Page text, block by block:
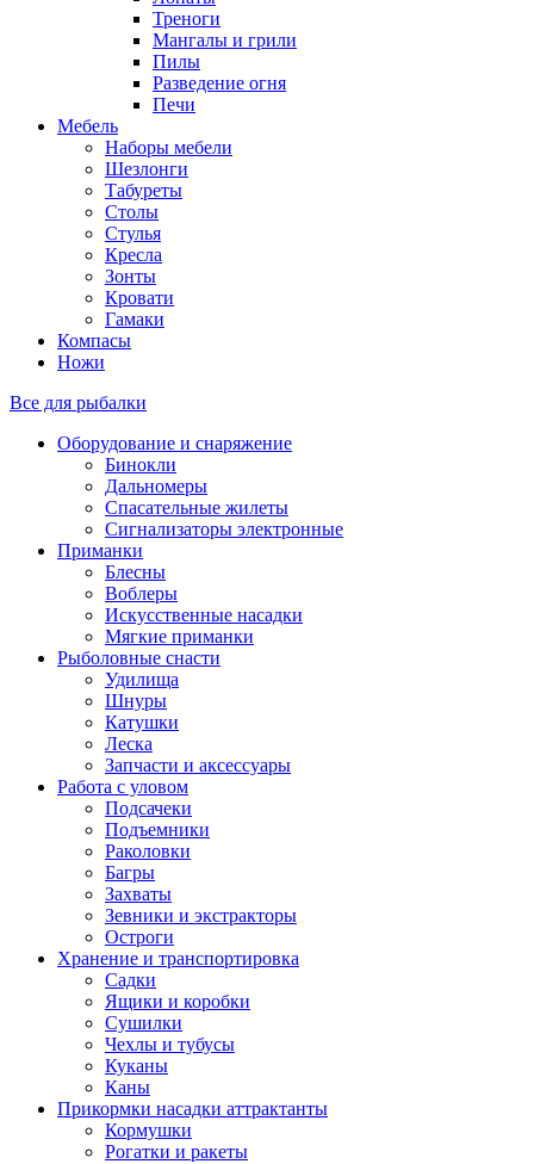
Треноги
Мангалы и грили
Пилы
Разведение огня
Печи
Мебель
Наборы мебели
Шезлонги
Табуреты
Столы
Стулья
Кресла
Зонты
Кровати
Гамаки
Компасы
Ножи
Все для рыбалки
Оборудование и снаряжение
Бинокли
Дальномеры
Спасательные жилеты
Сигнализаторы электронные
Приманки
Блесны
Воблеры
Искусственные насадки
Мягкие приманки
Рыболовные снасти
Удилища
Шнуры
Катушки
Леска
Запчасти и аксессуары
Работа с уловом
Подсачеки
Подъемники
Раколовки
Багры
Захваты
Зевники и экстракторы
Остроги
Хранение и транспортировка
Садки
Ящики и коробки
Сушилки
Чехлы и тубусы
Куканы
Каны
Прикормки насадки аттрактанты
Кормушки
Рогатки и ракеты